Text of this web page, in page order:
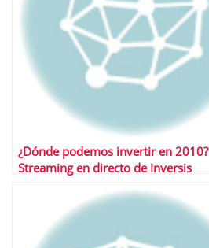
¿Dónde podemos invertir en 2010?
Streaming en directo de Inversis